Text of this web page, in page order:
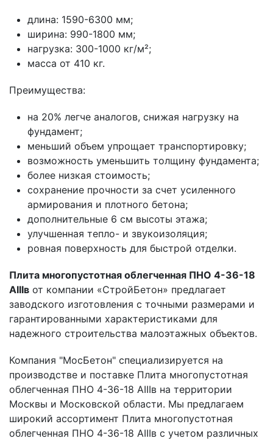
длина: 1590-6300 мм;
ширина: 990-1800 мм;
нагрузка: 300-1000 кг/м²;
масса от 410 кг.
Преимущества:
на 20% легче аналогов, снижая нагрузку на
фундамент;
меньший объем упрощает транспортировку;
возможность уменьшить толщину фундамента;
более низкая стоимость;
сохранение прочности за счет усиленного
армирования и плотного бетона;
дополнительные 6 см высоты этажа;
улучшенная тепло- и звукоизоляция;
ровная поверхность для быстрой отделки.
Плита многопустотная облегченная ПНО 4-36-18
АIIIв от компании «СтройБетон» предлагает
заводского изготовления с точными размерами и
гарантированными характеристиками для
надежного строительства малоэтажных объектов.
Компания "МосБетон" специализируется на
производстве и поставке Плита многопустотная
облегченная ПНО 4-36-18 АIIIв на территории
Москвы и Московской области. Мы предлагаем
широкий ассортимент Плита многопустотная
облегченная ПНО 4-36-18 АIIIв с учетом различных